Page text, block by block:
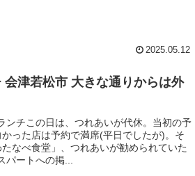
2025.05.12
会津若松市 大きな通りからは外
ンチこの日は、つれあいが代休。当初の予
った店は予約で満席(平日でしたが)。そ
なべ食堂」、つれあいが勧められていた
パートへの掲...